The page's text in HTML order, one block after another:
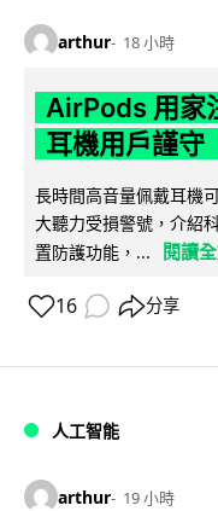
arthur 18 小時
AirPods 用家
耳機用戶謹
長時間高音量佩戴耳機
大聽力受損警號，介紹
置防護功能，...
閱讀
16 分享
人工智能
arthur 19 小時